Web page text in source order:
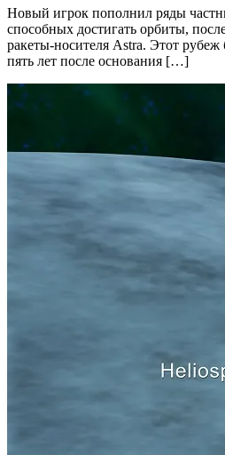
Новый игрок пополнил ряды
способных достигать орбиты,
ракеты-носителя Astra. Этот рубеж
пять лет после основания […]